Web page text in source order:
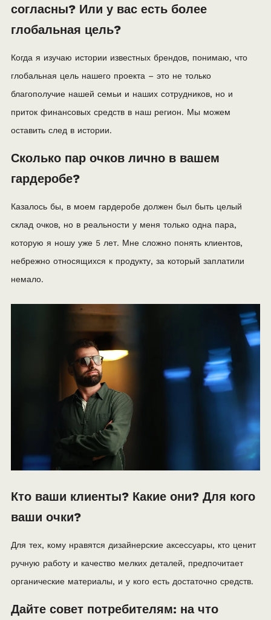
согласны? Или у вас есть более
глобальная цель?
Когда я изучаю истории известных брендов, понимаю, что
глобальная цель нашего проекта – это не только
благополучие нашей семьи и наших сотрудников, но и
приток финансовых средств в наш регион. Мы можем
оставить след в истории.
Сколько пар очков лично в вашем
гардеробе?
Казалось бы, в моем гардеробе должен был быть целый
склад очков, но в реальности у меня только одна пара,
которую я ношу уже 5 лет. Мне сложно понять клиентов,
небрежно относящихся к продукту, за который заплатили
немало.
Кто ваши клиенты? Какие они? Для кого
ваши очки?
Для тех, кому нравятся дизайнерские аксессуары, кто ценит
ручную работу и качество мелких деталей, предпочитает
органические материалы, и у кого есть достаточно средств.
Дайте совет потребителям: на что